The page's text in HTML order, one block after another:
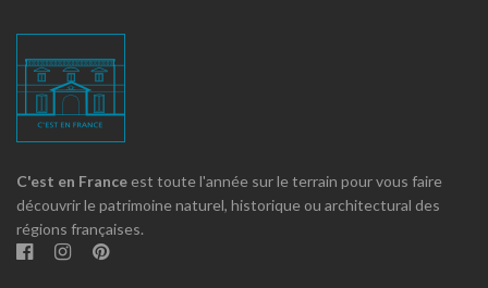
C'est en France est toute l'année sur le terrain pour vous faire
découvrir le patrimoine naturel, historique ou architectural des
régions françaises.